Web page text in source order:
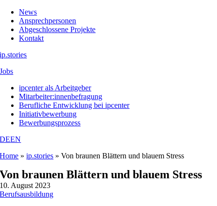
News
Ansprechpersonen
Abgeschlossene Projekte
Kontakt
ip.stories
Jobs
ipcenter als Arbeitgeber
Mitarbeiter:innenbefragung
Berufliche Entwicklung bei ipcenter
Initiativbewerbung
Bewerbungsprozess
DEEN
Home »ip.stories »Von braunen Blättern und blauem Stress
Von braunen Blättern und blauem Stress
10. August 2023
Berufsausbildung